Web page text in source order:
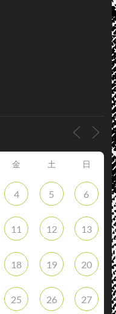
金 土 日
4 5 6
11 12 13
18 19 20
25 26 27